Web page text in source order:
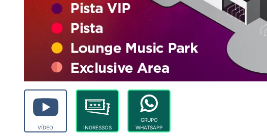
VÍDEO INGRESSOS
GRUPO
WHATSAPP